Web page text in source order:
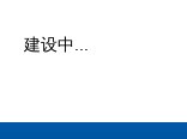
建设中...